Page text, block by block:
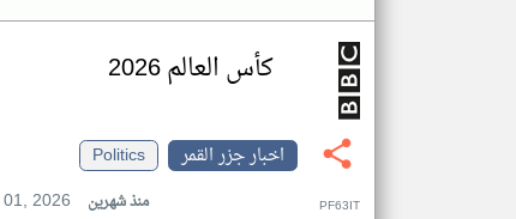
كأس العالم 2026
اخبار جزر القمر
Politics
2026
منذ شهرين PF63IT